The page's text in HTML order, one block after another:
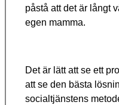
påstå att det är långt
egen mamma.
Det är lätt att se ett
att se den bästa
socialtjänstens